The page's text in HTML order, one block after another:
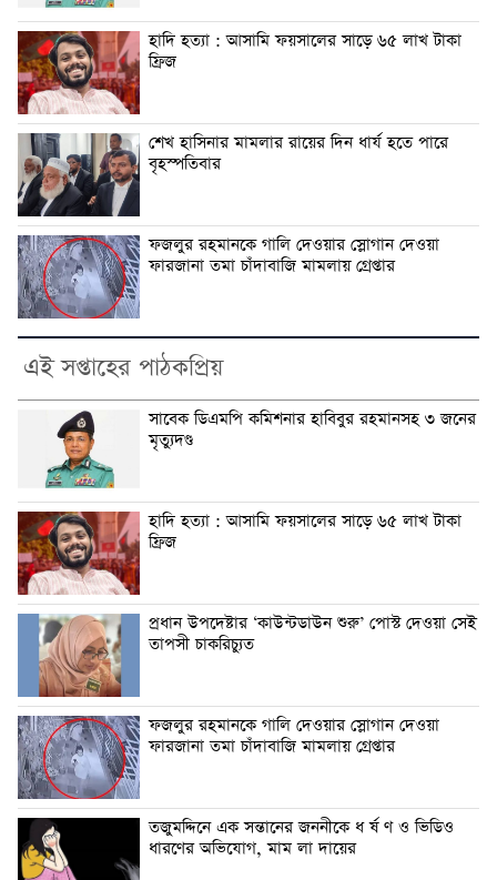
হাদি হত্যা : আসামি ফয়সালের সাড়ে ৬৫ লাখ টাকা
ফ্রিজ
শেখ হাসিনার মামলার রায়ের দিন ধার্য হতে পারে
বৃহস্পতিবার
ফজলুর রহমানকে গালি দেওয়ার স্লোগান দেওয়া
ফারজানা তমা চাঁদাবাজি মামলায় গ্রেপ্তার
এই সপ্তাহের পাঠকপ্রিয়
সাবেক ডিএমপি কমিশনার হাবিবুর রহমানসহ ৩ জনের
মৃত্যুদণ্ড
হাদি হত্যা : আসামি ফয়সালের সাড়ে ৬৫ লাখ টাকা
ফ্রিজ
প্রধান উপদেষ্টার ‘কাউন্টডাউন শুরু’ পোস্ট দেওয়া সেই
তাপসী চাকরিচ্যুত
ফজলুর রহমানকে গালি দেওয়ার স্লোগান দেওয়া
ফারজানা তমা চাঁদাবাজি মামলায় গ্রেপ্তার
তজুমদ্দিনে এক সন্তানের জননীকে ধ র্ষ ণ ও ভিডিও
ধারণের অভিযোগ, মাম লা দায়ের